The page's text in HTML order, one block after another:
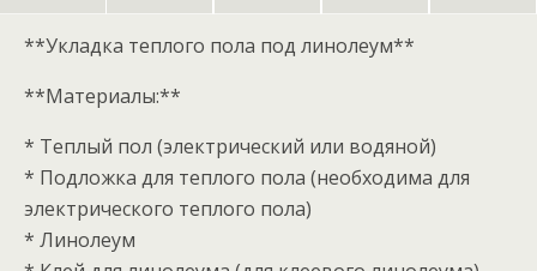
**Укладка теплого пола под линолеум**
**Материалы:**
* Теплый пол (электрический или водяной)
* Подложка для теплого пола (необходима для
электрического теплого пола)
* Линолеум